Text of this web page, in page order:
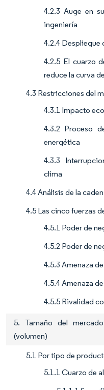
4.2.3 Auge en
ingeniería
4.2.4 Despliegue
4.2.5 El cuarzo
reduce la curva
4.3 Restricciones del
4.3.1 Impacto
4.3.2 Proceso
energética
4.3.3
clima
4.4 Análisis de la
4.5 Las cinco fuerzas
4.5.1 Poder de
4.5.2 Poder de
4.5.3 Amenaza
4.5.4 Amenaza
4.5.5 Rivalidad
5. Tamaño del
(volumen)
5.1 Por tipo de
5.1.1 Cuarzo de